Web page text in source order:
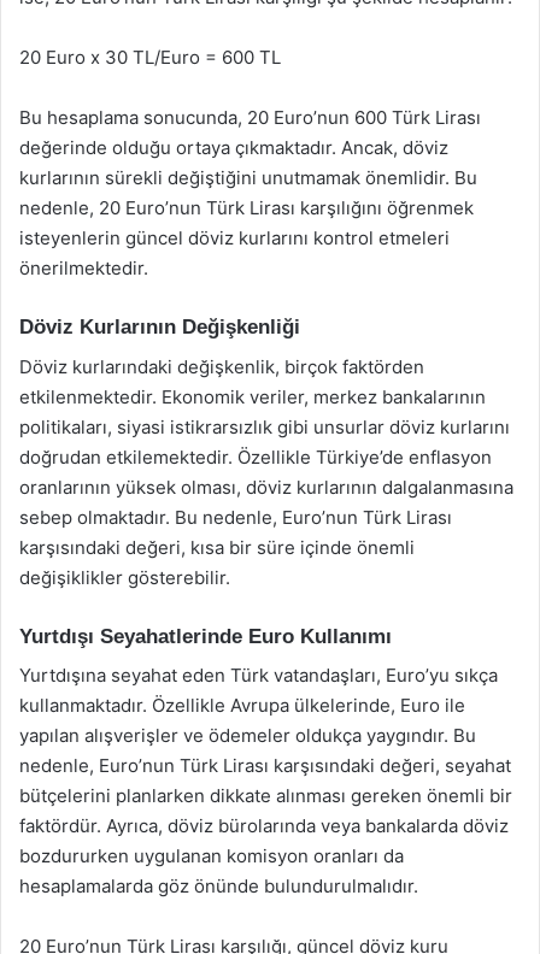
20 Euro x 30 TL/Euro = 600 TL
Bu hesaplama sonucunda, 20 Euro’nun 600 Türk Lirası
değerinde olduğu ortaya çıkmaktadır. Ancak, döviz
kurlarının sürekli değiştiğini unutmamak önemlidir. Bu
nedenle, 20 Euro’nun Türk Lirası karşılığını öğrenmek
isteyenlerin güncel döviz kurlarını kontrol etmeleri
önerilmektedir.
Döviz Kurlarının Değişkenliği
Döviz kurlarındaki değişkenlik, birçok faktörden
etkilenmektedir. Ekonomik veriler, merkez bankalarının
politikaları, siyasi istikrarsızlık gibi unsurlar döviz kurlarını
doğrudan etkilemektedir. Özellikle Türkiye’de enflasyon
oranlarının yüksek olması, döviz kurlarının dalgalanmasına
sebep olmaktadır. Bu nedenle, Euro’nun Türk Lirası
karşısındaki değeri, kısa bir süre içinde önemli
değişiklikler gösterebilir.
Yurtdışı Seyahatlerinde Euro Kullanımı
Yurtdışına seyahat eden Türk vatandaşları, Euro’yu sıkça
kullanmaktadır. Özellikle Avrupa ülkelerinde, Euro ile
yapılan alışverişler ve ödemeler oldukça yaygındır. Bu
nedenle, Euro’nun Türk Lirası karşısındaki değeri, seyahat
bütçelerini planlarken dikkate alınması gereken önemli bir
faktördür. Ayrıca, döviz bürolarında veya bankalarda döviz
bozdururken uygulanan komisyon oranları da
hesaplamalarda göz önünde bulundurulmalıdır.
20 Euro’nun Türk Lirası karşılığı, güncel döviz kuru